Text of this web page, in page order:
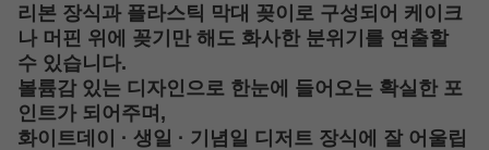
리본 장식과 플라스틱 막대 꽂이로 구성되어 케이크
나 머핀 위에 꽂기만 해도 화사한 분위기를 연출할
수 있습니다.
볼륨감 있는 디자인으로 한눈에 들어오는 확실한 포
인트가 되어주며,
화이트데이 · 생일 · 기념일 디저트 장식에 잘 어울립